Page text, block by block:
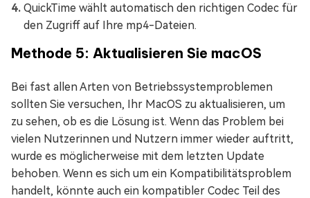
QuickTime wählt automatisch den richtigen Codec für
den Zugriff auf Ihre mp4-Dateien.
Methode 5: Aktualisieren Sie macOS
Bei fast allen Arten von Betriebssystemproblemen
sollten Sie versuchen, Ihr MacOS zu aktualisieren, um
zu sehen, ob es die Lösung ist. Wenn das Problem bei
vielen Nutzerinnen und Nutzern immer wieder auftritt,
wurde es möglicherweise mit dem letzten Update
behoben. Wenn es sich um ein Kompatibilitätsproblem
handelt, könnte auch ein kompatibler Codec Teil des